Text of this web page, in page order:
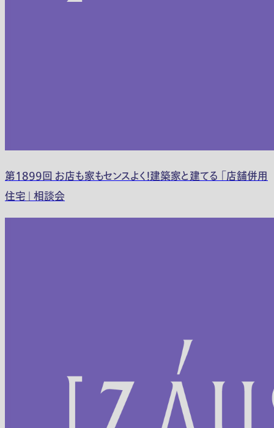
第1899回 お店も家もセンスよく！建築家と建てる 「店舗併用
住宅」 相談会